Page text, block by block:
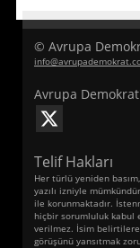
© Avrupa
Avrupa
Telif Hakları
Her türlü yeniden
yazılı izniyle
ile korunmaktadır.
hiçbir sorumluluk kabul
verilmez. İsim
görüşünü yansıtmak